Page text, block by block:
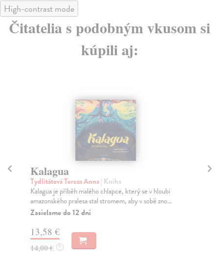
High-contrast mode
Čitatelia s podobným vkusom si
kúpili aj:
Kalagua
Tydlitátová Tereza Anna| Kniha
Kalagua je příběh malého chlapce, který se v hloubi
amazonského pralesa stal stromem, aby v sobě zno...
Zasielame do 12 dní
13,58 €
14,00 € ?